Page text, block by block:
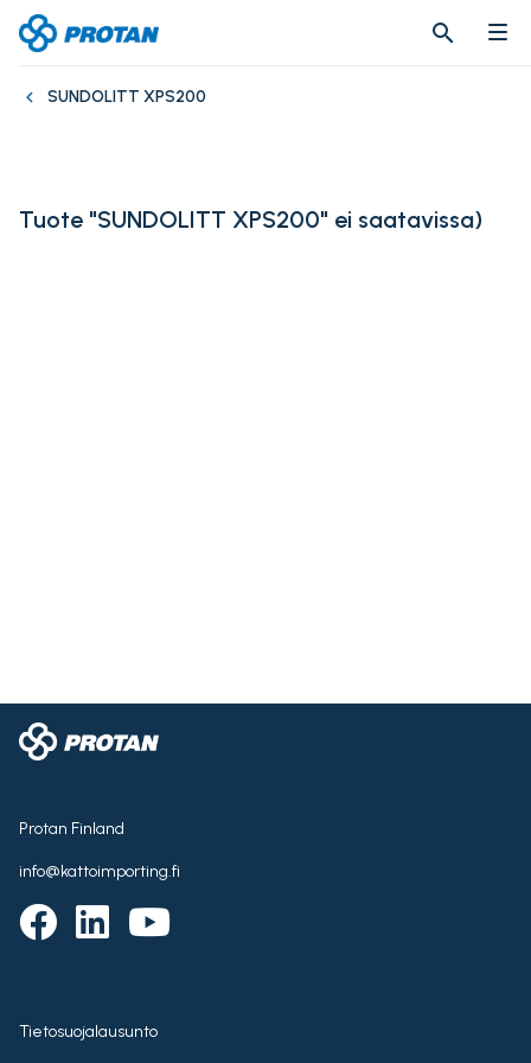
search
search
SUNDOLITT XPS200
Tuote "SUNDOLITT XPS200" ei saatavissa)
Protan Finland
info@kattoimporting.fi
Tietosuojalausunto